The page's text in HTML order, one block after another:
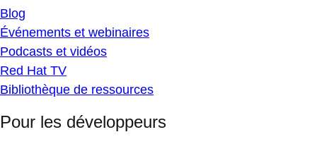
Blog
Événements et webinaires
Podcasts et vidéos
Red Hat TV
Bibliothèque de ressources
Pour les développeurs